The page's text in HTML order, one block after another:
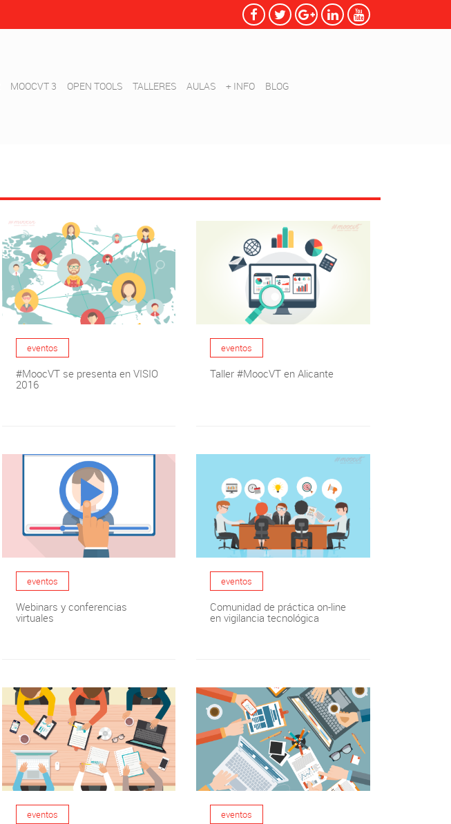
MOOCVT 3 OPEN TOOLS TALLERES AULAS + INFO BLOG
eventos
#MoocVT se presenta en VISIO
2016
eventos
Taller #MoocVT en Alicante
eventos
Webinars y conferencias
virtuales
eventos
Comunidad de práctica on-line
en vigilancia tecnológica
eventos eventos